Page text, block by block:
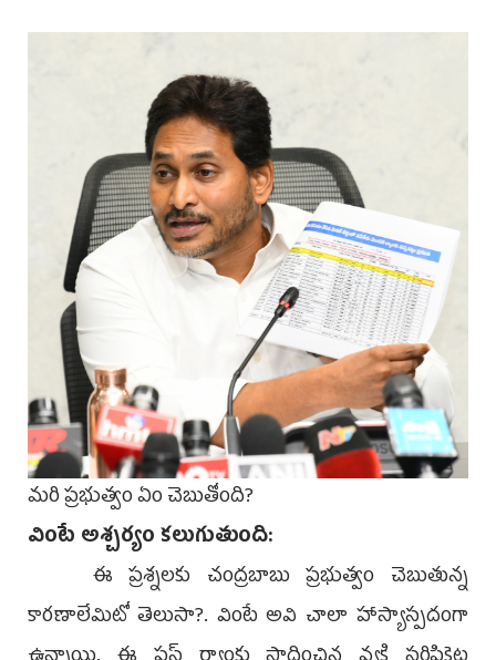
మరి ప్రభుత్వం ఏం చెబుతోంది?
వింటే అశ్చర్యం కలుగుతుంది:
ఈ ప్రశ్నలకు చంద్రబాబు ప్రభుత్వం చెబుతున్న
కారణాలేమిటో తెలుసా?. వింటే అవి చాలా హాస్యాస్పదంగా